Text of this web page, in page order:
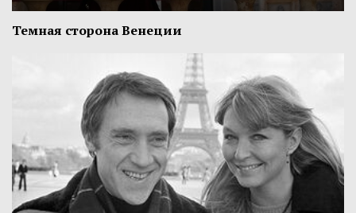
Темная сторона Венеции